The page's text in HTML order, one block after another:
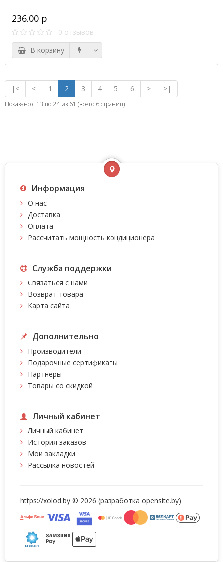
236.00 р
0 отзывов
В корзину
|< < 1 2 3 4 5 6 > >|
Показано с 13 по 24 из 61 (всего 6 страниц)
Информация
О нас
Доставка
Оплата
Рассчитать мощность кондиционера
Служба поддержки
Связаться с нами
Возврат товара
Карта сайта
Дополнительно
Производители
Подарочные сертификаты
Партнёры
Товары со скидкой
Личный кабинет
Личный кабинет
История заказов
Мои закладки
Рассылка новостей
https://xolod.by © 2026 (разработка opensite.by)